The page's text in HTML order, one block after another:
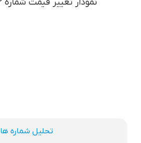
نمودار تغییر قیمت شماره 09120668972
تحلیل شماره ها